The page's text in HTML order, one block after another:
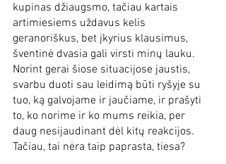
kupinas džiaugsmo, tačiau kartais
artimiesiems uždavus kelis
geranoriškus, bet įkyrius klausimus,
šventinė dvasia gali virsti minų lauku.
Norint gerai šiose situacijose jaustis,
svarbu duoti sau leidimą būti ryšyje su
tuo, ką galvojame ir jaučiame, ir prašyti
to, ko norime ir ko mums reikia, per
daug nesijaudinant dėl kitų reakcijos.
Tačiau, tai nėra taip paprasta, tiesa?